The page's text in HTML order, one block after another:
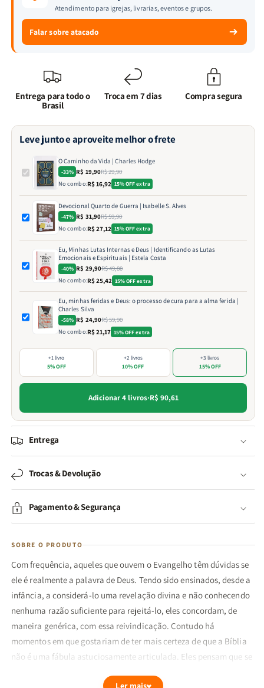
Atendimento para igrejas, livrarias, eventos e grupos.
Falar sobre atacado
Entrega para todo o
Brasil
Troca em 7 dias Compra segura
Leve junto e aproveite melhor o frete
O Caminho da Vida | Charles Hodge
-33% R$ 19,90R$ 29,90
No combo:R$ 16,92 15% OFF extra
Devocional Quarto de Guerra | Isabelle S. Alves
-47% R$ 31,90R$ 59,90
No combo:R$ 27,12 15% OFF extra
Eu, Minhas Lutas Internas e Deus | Identificando as Lutas
Emocionais e Espirituais | Estela Costa
-40% R$ 29,90R$ 49,80
No combo:R$ 25,42 15% OFF extra
Eu, minhas feridas e Deus: o processo de cura para a alma ferida |
Charles Silva
-58% R$ 24,90R$ 59,90
No combo:R$ 21,17 15% OFF extra
+1 livro
5% OFF
+2 livros
10% OFF
+3 livros
15% OFF
Adicionar 4 livros·R$ 90,61
Entrega
Trocas & Devolução
Pagamento & Segurança
SOBRE O PRODUTO
Com frequência, aqueles que ouvem o Evangelho têm dúvidas se
ele é realmente a palavra de Deus. Tendo sido ensinados, desde a
infância, a considerá-lo uma revelação divina e não conhecendo
nenhuma razão suficiente para rejeitá-lo, eles concordam, de
maneira genérica, com essa reivindicação. Contudo há
momentos em que gostariam de ter mais certeza de que a Bíblia
não é uma fábula astuciosamente articulada. Eles pensam que se